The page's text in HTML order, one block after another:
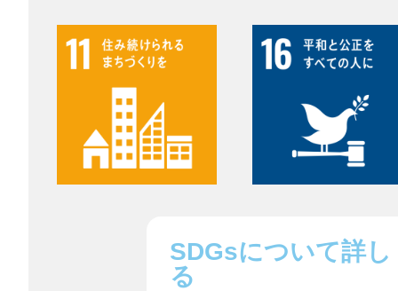
SDGsについて詳し
る
相模原
渋谷区